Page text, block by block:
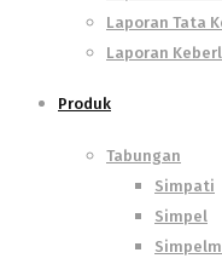
Laporan Tata
Laporan
Produk
Tabungan
Simpati
Simpel